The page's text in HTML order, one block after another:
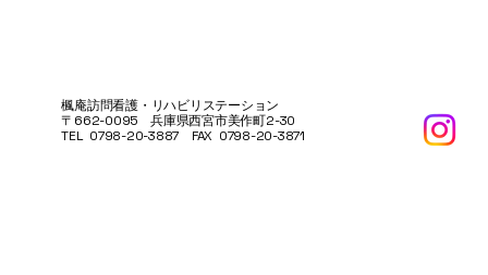
楓庵訪問看護・リハビリステーション
〒662-0095 兵庫県西宮市美作町2-30
TEL 0798-20-3887 FAX 0798-20-3871